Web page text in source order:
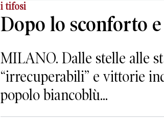
i tifosi
Dopo lo sconforto e
MILANO. Dalle stelle alle
“irrecuperabili” e vittorie
popolo biancoblù...